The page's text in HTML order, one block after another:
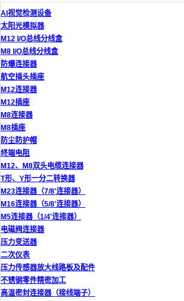
AI视觉检测设备
太阳光模拟器
M12 I/O总线分线盒
M8 I/O总线分线盒
防爆连接器
航空插头插座
M12连接器
M12插座
M8连接器
M8插座
防尘防护帽
终端电阻
M12、M8双头电缆连接器
T形、Y形一分二转换器
M23连接器（7/8'连接器）
M16连接器（5/8'连接器）
M5连接器（1/4'连接器）
电磁阀连接器
压力变送器
二次仪表
压力传感器放大线路板及配件
不锈钢零件精密加工
高温密封连接器（接线端子）